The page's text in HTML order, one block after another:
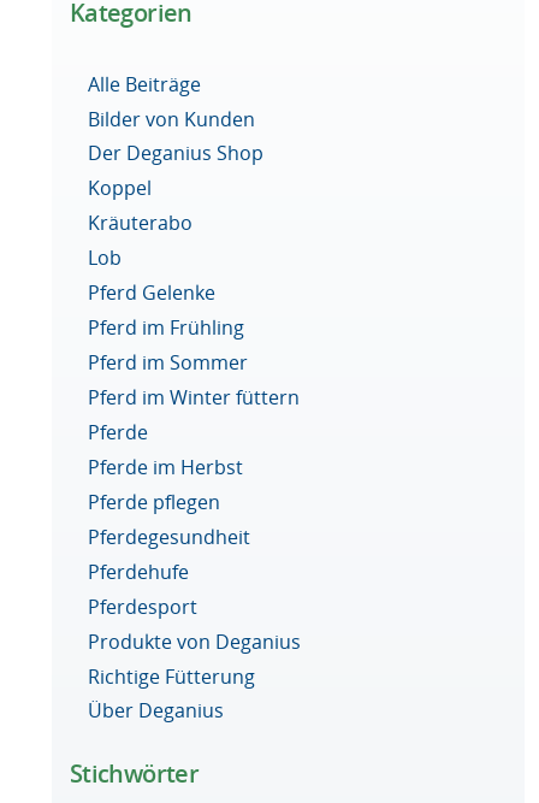
Kategorien
Alle Beiträge
Bilder von Kunden
Der Deganius Shop
Koppel
Kräuterabo
Lob
Pferd Gelenke
Pferd im Frühling
Pferd im Sommer
Pferd im Winter füttern
Pferde
Pferde im Herbst
Pferde pflegen
Pferdegesundheit
Pferdehufe
Pferdesport
Produkte von Deganius
Richtige Fütterung
Über Deganius
Stichwörter